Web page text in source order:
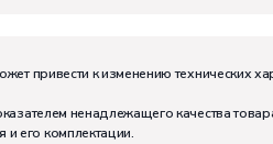
привести к изменению технических
ненадлежащего качества
его комплектации.